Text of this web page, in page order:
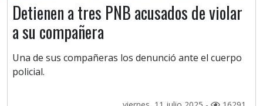
Detienen a tres PNB acusados de violar
a su compañera
Una de sus compañeras los denunció ante el cuerpo
policial.